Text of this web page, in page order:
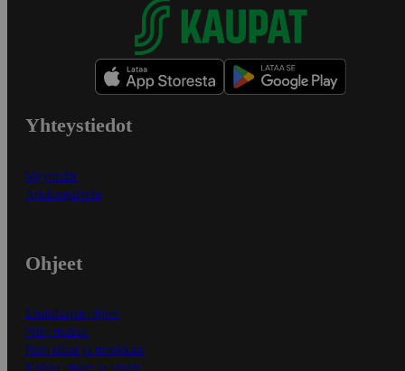
Yhteystiedot
Myymälät
Asiakaspalvelu
Ohjeet
Ensitilaajan ohjeet
Näin maksat
Näin tilaat ja muokkaat
Kaikki ohjeet ja vinkit